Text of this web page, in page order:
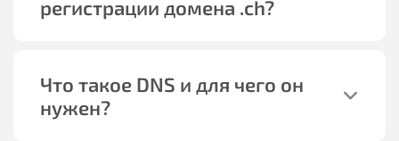
регистрации домена .ch?
Что такое DNS и для чего он
нужен?